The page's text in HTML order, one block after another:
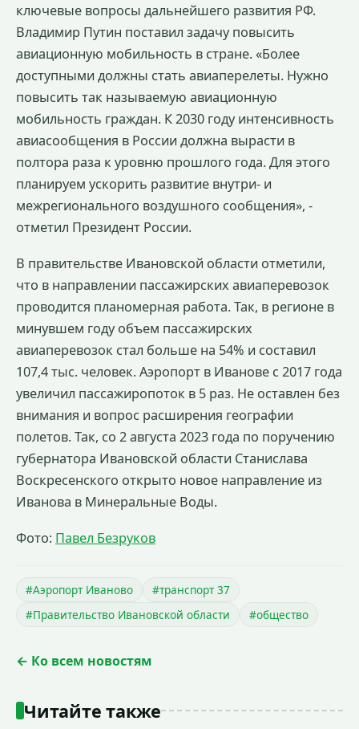
ключевые вопросы дальнейшего развития РФ.
Владимир Путин поставил задачу повысить
авиационную мобильность в стране. «Более
доступными должны стать авиаперелеты. Нужно
повысить так называемую авиационную
мобильность граждан. К 2030 году интенсивность
авиасообщения в России должна вырасти в
полтора раза к уровню прошлого года. Для этого
планируем ускорить развитие внутри- и
межрегионального воздушного сообщения», -
отметил Президент России.
В правительстве Ивановской области отметили,
что в направлении пассажирских авиаперевозок
проводится планомерная работа. Так, в регионе в
минувшем году объем пассажирских
авиаперевозок стал больше на 54% и составил
107,4 тыс. человек. Аэропорт в Иванове с 2017 года
увеличил пассажиропоток в 5 раз. Не оставлен без
внимания и вопрос расширения географии
полетов. Так, со 2 августа 2023 года по поручению
губернатора Ивановской области Станислава
Воскресенского открыто новое направление из
Иванова в Минеральные Воды.
Фото: Павел Безруков
#Аэропорт Иваново
#транспорт 37
#Правительство Ивановской области
#общество
← Ко всем новостям
Читайте также